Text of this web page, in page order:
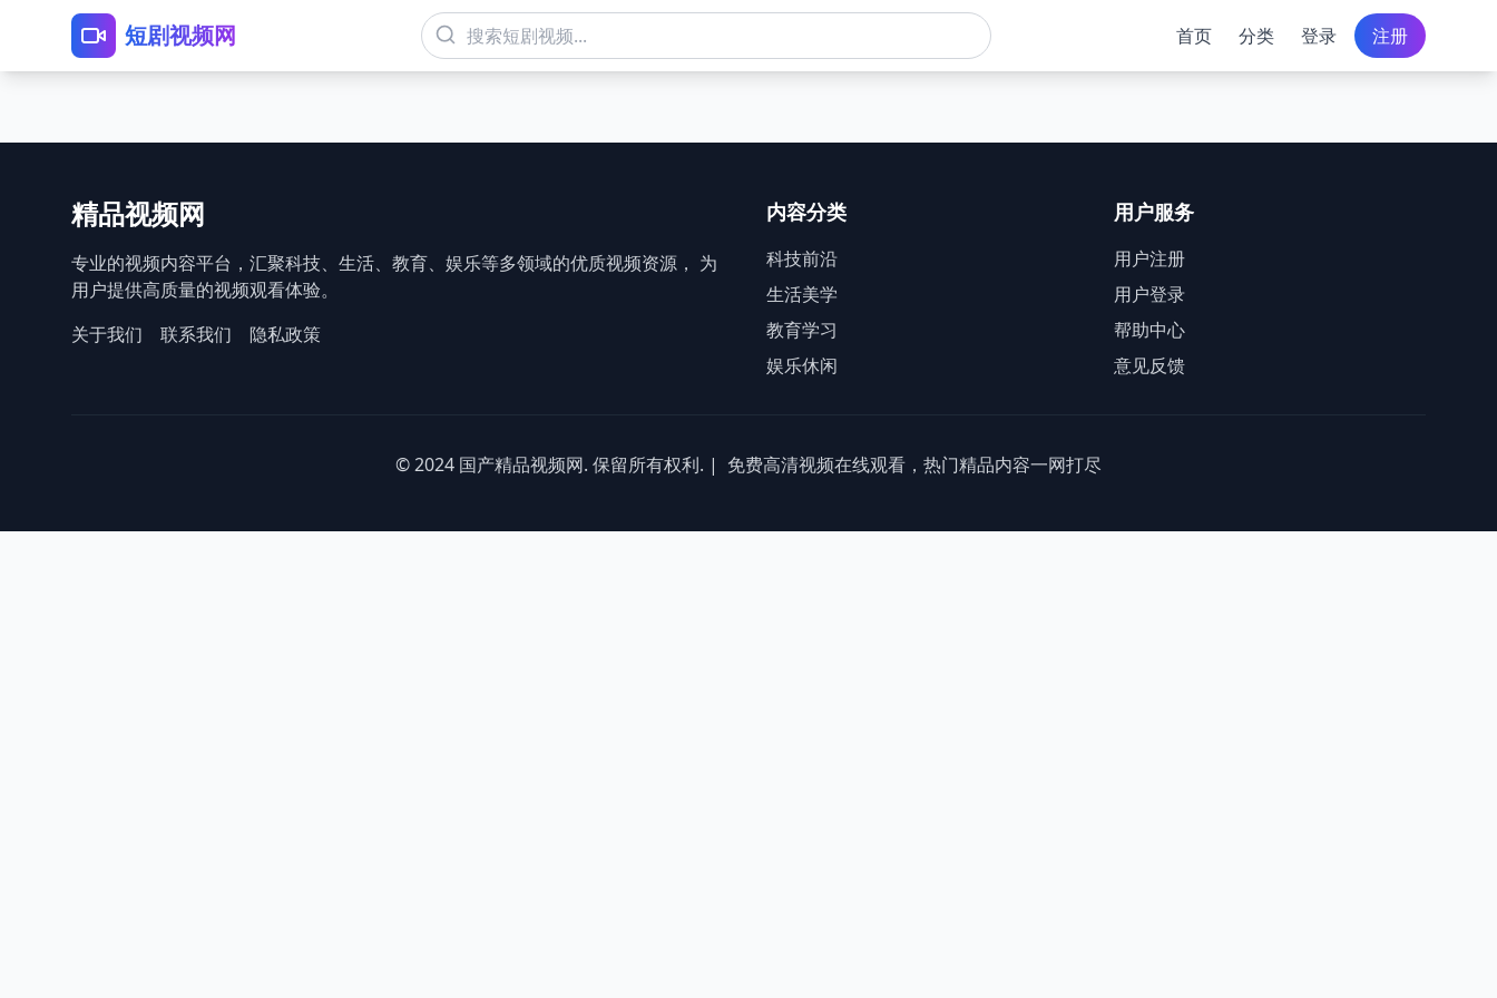
短剧视频网 首页 分类 登录 注册
精品视频网
专业的视频内容平台，汇聚科技、生活、教育、娱乐等多领域的优质视频资源， 为
用户提供高质量的视频观看体验。
关于我们
联系我们 隐私政策
内容分类
科技前沿
生活美学
教育学习
娱乐休闲
用户服务
用户注册
用户登录
帮助中心
意见反馈
© 2024 国产精品视频网. 保留所有权利. | 免费高清视频在线观看，热门精品内容一网打尽